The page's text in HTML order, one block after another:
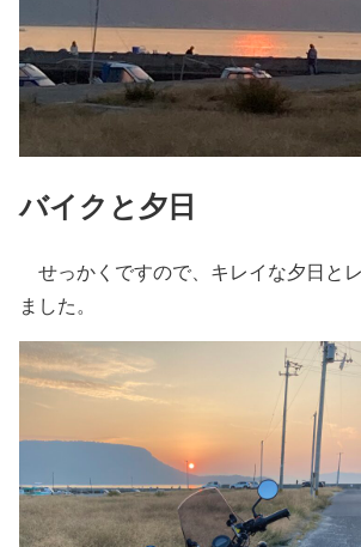
バイクと夕日
せっかくですので、キレイな夕日と
ました。